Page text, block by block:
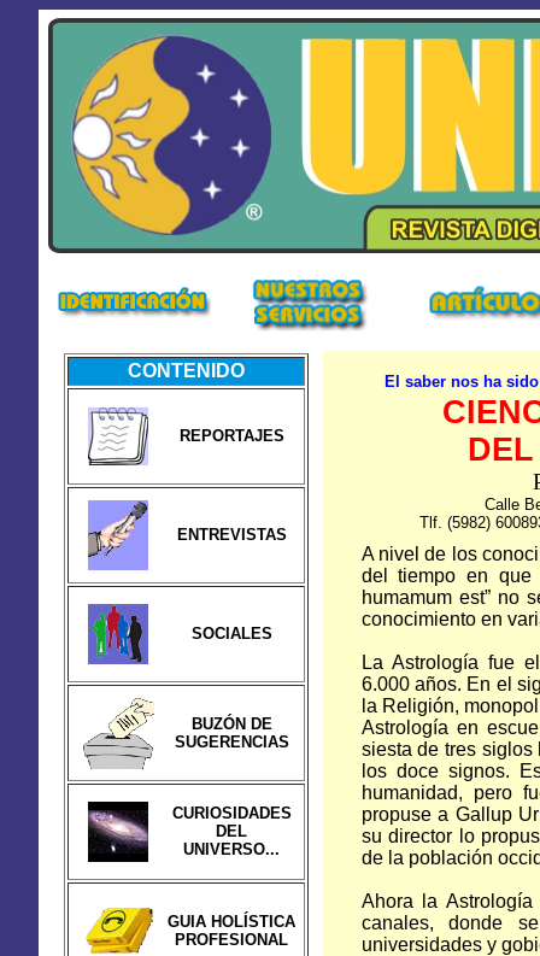
CONTENIDO
REPORTAJES
ENTREVISTAS
SOCIALES
BUZÓN DE
SUGERENCIAS
CURIOSIDADES
DEL
UNIVERSO...
GUIA HOLÍSTICA
PROFESIONAL
El saber nos ha
Calle
Tlf. (5982)
A nivel de los
del tiempo en
humamum est” no
conocimiento en
La Astrología fue
6.000 años. En el
la Religión,
Astrología en
siesta de tres
los doce signos.
humanidad, pero
propuse a Gallup
su director lo
de la población
Ahora la
canales, donde
universidades y